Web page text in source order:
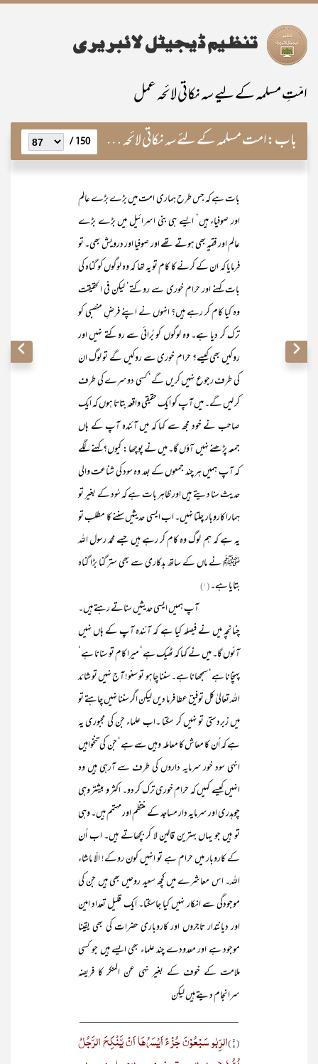
امّتِ مسلمہ کے لیے سہ نکاتی لائحہ عمل
باب:امت مسلمہ کے لئے سہ نکاتی لائحہ عمل اور نہی عن المنکر کی خصوصی اہمیت 150 /
بات ہے کہ جس طرح ہماری امت میں بڑے بڑے عالم
اور صوفیاء ہیں‘ ایسے ہی بنی اسرائیل میں بڑے بڑے
عالم اور فقیہ بھی ہوتے تھے اور صوفیا اور درویش بھی۔ تو
فرمایا کہ ان کے کرنے کا کام تو یہ تھا کہ وہ لوگوں کو گناہ کی
بات کہنے اور حرام خوری سے روکتے‘ لیکن فی الحقیقت
وہ کیا کام کر رہے ہیں؟ انہوں نے اپنے فرضِ منصبی کو
ترک کر دیا ہے۔ وہ لوگوں کو بُرائی سے روکتے نہیں اور
روکیں بھی کیسے؟ حرام خوری سے روکیں گے تو لوگ ان
کی طرف رجوع نہیں کریں گے‘ کسی دوسرے کی طرف
کر لیں گے۔ میں آپ کو ایک حقیقی واقعہ بتاتا ہوں کہ ایک
صاحب نے خود مجھ سے کہا کہ میں آئندہ آپ کے ہاں
جمعہ پڑھنے نہیں آؤں گا۔ میں نے پوچھا : کیوں؟ کہنے لگے
کہ آپ ہمیں ہر چند جمعوں کے بعد وہ سود کی شناعت والی
حدیث سنا دیتے ہیں اور ظاہر بات ہے کہ سُود کے بغیر تو
ہمارا کاروبار چلتا نہیں۔ اب ایسی حدیثیں سننے کا مطلب تو
یہ ہے کہ ہم لوگ وہ کام کر رہے ہیں جسے محمد رسول اللہ
ﷺ نے ماں کے ساتھ بدکاری سے بھی ستر گنا بڑا گناہ
بتایا ہے۔(۱)
آپ ہمیں ایسی حدیثیں سناتے رہتے ہیں۔
چنانچہ میں نے فیصلہ کیا ہے کہ آئندہ آپ کے ہاں نہیں
آئوں گا۔ میں نے کہا کہ ٹھیک ہے‘ میرا کام تو سنانا ہے‘
پہنچانا ہے‘ سمجھانا ہے۔ سننا چاہو تو سنو! آج نہیں تو شائد
اللہ تعالیٰ کل توفیق عطا فرما دیں لیکن اگر سننا نہیں چاہتے تو
میں زبردستی تو نہیں کر سکتا ۔اب علماء جن کی مجبوری یہ
ہے کہ اُن کا معاش کا معاملہ وہیں سے ہے‘ جن کی تنخواہیں
انہی سود خور سرمایہ داروں کی طرف سے آرہی ہیں وہ
انہیں کیسے کہیں کہ حرام خوری ترک کر دو۔ اکثر و بیشتر وہی
چوہدری اور سرمایہ دار مساجد کے منتظم اور مہتمم ہیں۔ وہی
تو ہیں جو یہاں بہترین قالین لا کر بچھاتے ہیں۔ اب اُن
کے کاروبار میں حرام ہے تو انہیں کون روکے! الّا ماشاء
اللہ۔ اس معاشرے میں کچھ سعید روحیں بھی ہیں جن کی
موجودگی سے انکار نہیں کیا جاسکتا۔ ایک قلیل تعداد امین
اور دیانتدار تاجروں اور کاروباری حضرات کی بھی یقینا
موجود ہے اور معدودے چند علماء بھی ایسے ہیں جو کسی
ملامت کے خوف کے بغیر نہی عن المنکر کا فریضہ
سرانجام دیتے ہیں لیکن
____________________________
(۱) الرِّبٰو سَبْعُوْنَ جُزْءً اَیْسَرُھَا اَنْ یَّنْکِحَ الرَّجُلُ